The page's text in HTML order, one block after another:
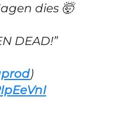
dies 🤯
DEAD!”
)